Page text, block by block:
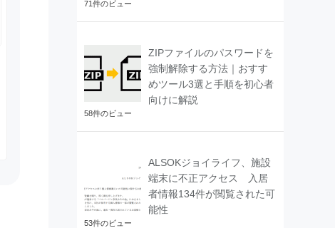
71件のビュー
ZIPファイルのパスワードを
強制解除する方法｜おすす
めツール3選と手順を初心者
向けに解説
58件のビュー
ALSOKジョイライフ、施設
端末に不正アクセス 入居
者情報134件が閲覧された可
能性
53件のビュー